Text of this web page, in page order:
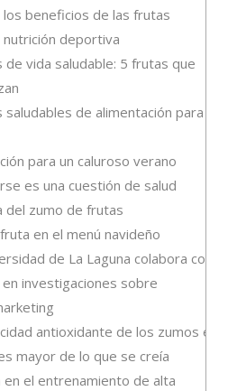
los beneficios de las frutas
nutrición deportiva
de vida saludable: 5 frutas que
de alimentación para el
para un caluroso verano
es una cuestión de salud
del zumo de frutas
en el menú navideño
de La Laguna colabora con
en investigaciones sobre
antioxidante de los zumos es
mayor de lo que se creía
en el entrenamiento de alta